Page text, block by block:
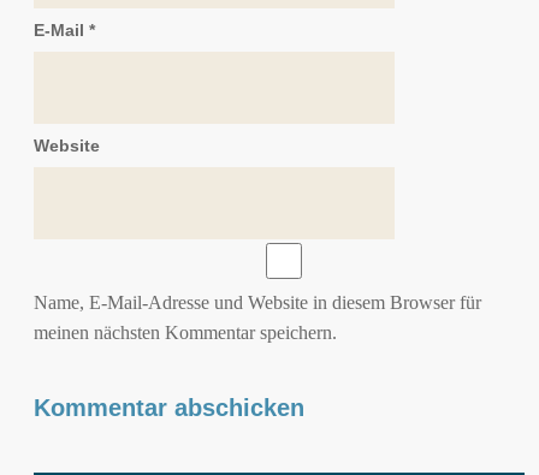
E-Mail *
Website
Name, E-Mail-Adresse und Website in diesem Browser für
meinen nächsten Kommentar speichern.